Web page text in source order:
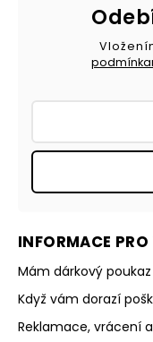
INFORMACE PRO
Mám dárkový poukaz
Když vám dorazí
Reklamace, vrácení